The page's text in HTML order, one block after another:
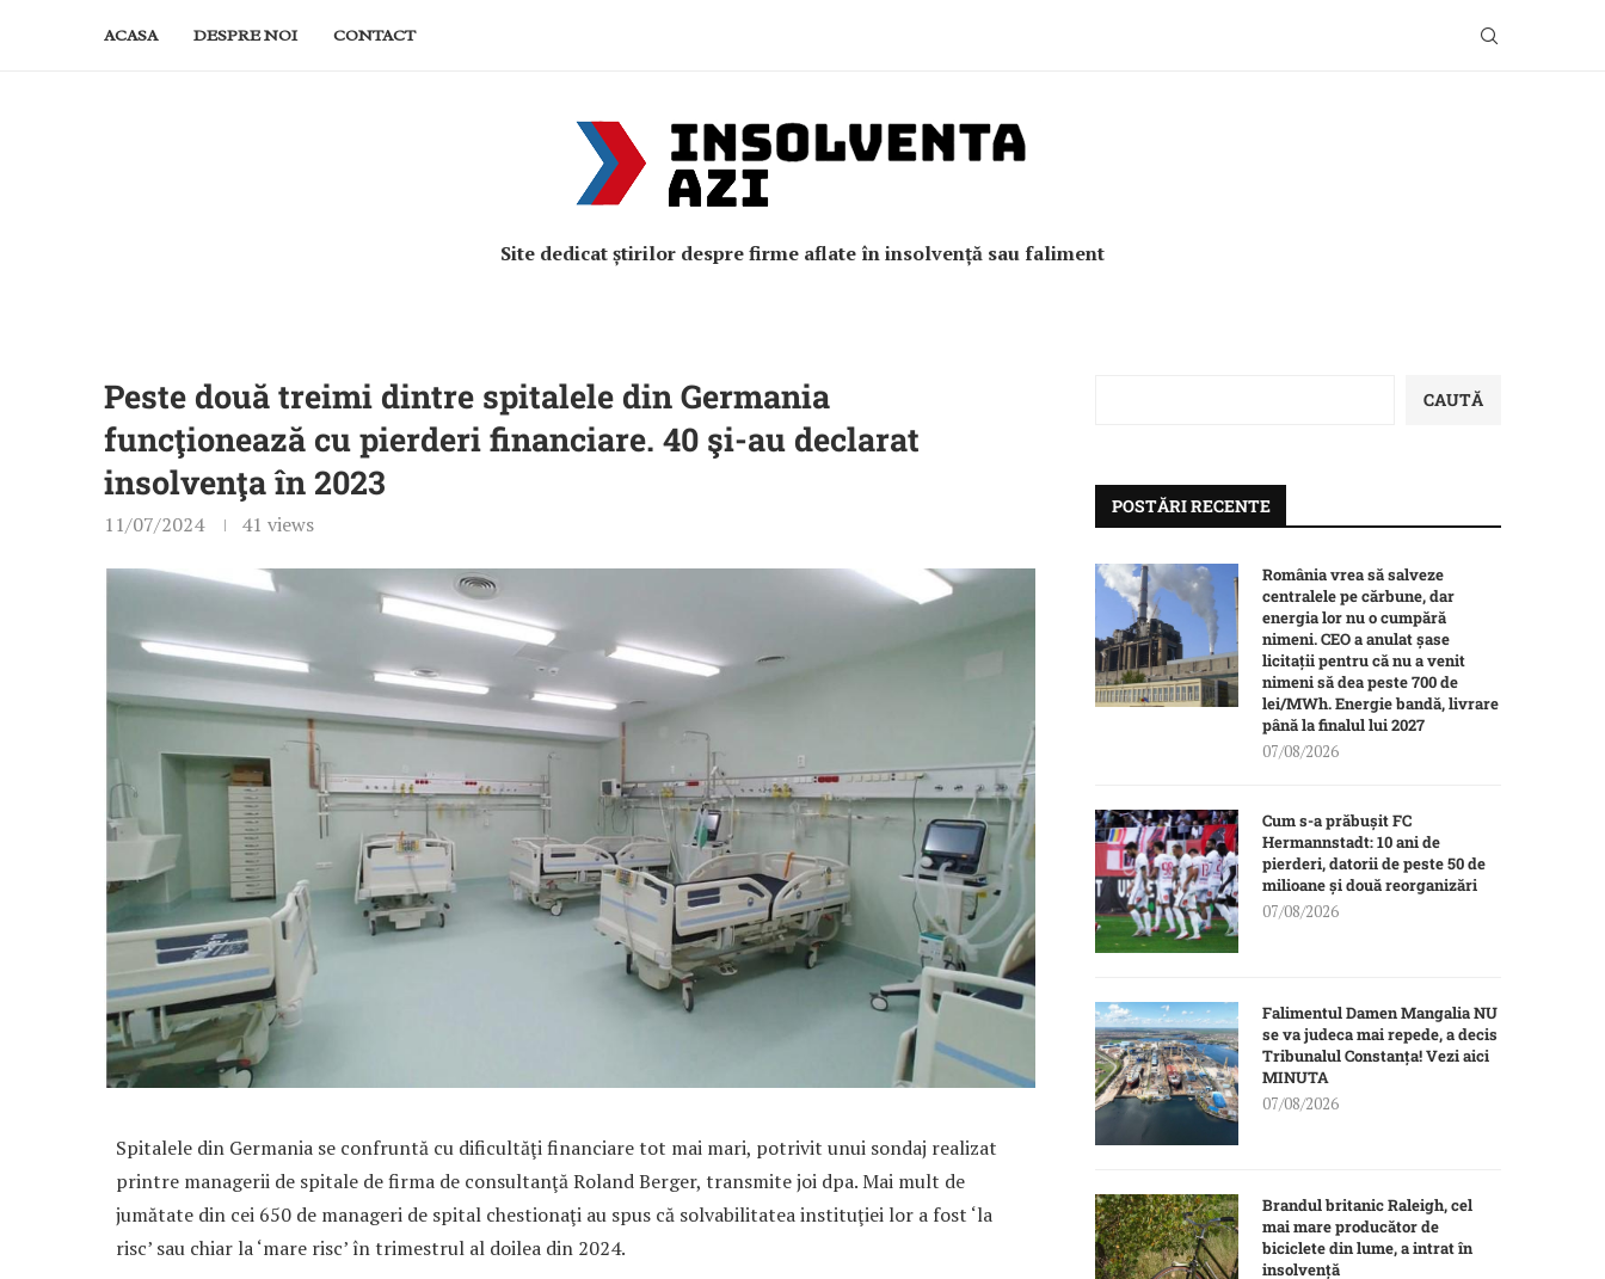
ACASA DESPRE NOI CONTACT
Site dedicat știrilor despre firme aflate în insolvență sau faliment
Peste două treimi dintre spitalele din Germania
funcţionează cu pierderi financiare. 40 şi-au declarat
insolvenţa în 2023
11/07/2024 41 views
Spitalele din Germania se confruntă cu dificultăţi financiare tot mai mari, potrivit unui sondaj realizat
printre managerii de spitale de firma de consultanţă Roland Berger, transmite joi dpa. Mai mult de
jumătate din cei 650 de manageri de spital chestionaţi au spus că solvabilitatea instituţiei lor a fost ‘la
risc’ sau chiar la ‘mare risc’ în trimestrul al doilea din 2024.
CAUTĂ
POSTĂRI RECENTE
România vrea să salveze
centralele pe cărbune, dar
energia lor nu o cumpără
nimeni. CEO a anulat șase
licitații pentru că nu a venit
nimeni să dea peste 700 de
lei/MWh. Energie bandă, livrare
până la finalul lui 2027
07/08/2026
Cum s-a prăbușit FC
Hermannstadt: 10 ani de
pierderi, datorii de peste 50 de
milioane și două reorganizări
07/08/2026
Falimentul Damen Mangalia NU
se va judeca mai repede, a decis
Tribunalul Constanța! Vezi aici
MINUTA
07/08/2026
Brandul britanic Raleigh, cel
mai mare producător de
biciclete din lume, a intrat în
insolvență